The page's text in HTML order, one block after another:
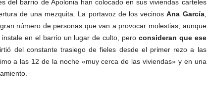
del barrio de Apolonia han colocado en sus viviendas carteles
de una mezquita. La portavoz de los vecinosAna García,
número de personas que van a provocar molestias, aunque
en el barrio un lugar de culto, pero consideran que ese
del constante trasiego de fieles desde el primer rezo a las
a las 12 de la noche «muy cerca de las viviendas» y en una